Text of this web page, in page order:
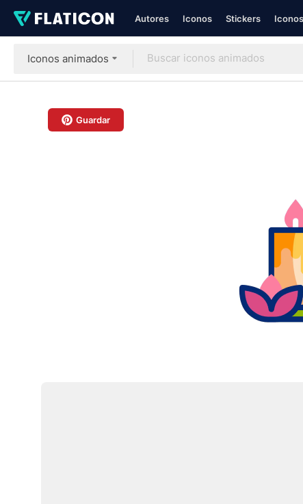
Autores Iconos Stickers
Iconos animados
Guardar